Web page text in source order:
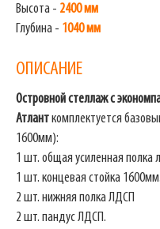
Высота - 2400 мм
Глубина - 1040 мм
ОПИСАНИЕ
Островной стеллаж с
Атланткомплектуется
1600мм):
1 шт. общая усиленная полка
1 шт. концевая стойка 1600мм.
2 шт. нижняя полка ЛДСП
2 шт. пандус ЛДСП.